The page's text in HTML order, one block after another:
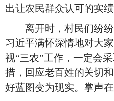
出让农民群众认可的实绩
离开时，村民们纷纷
习近平满怀深情地对大
视“三农”工作，一定会
措，回应老百姓的关切
好蓝图变为现实。掌声在